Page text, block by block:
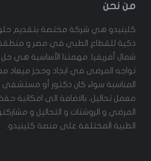
من نحن
كلينيدو هي شركة مختصة بتقديم
ذكية للقطاع الطبي في مصر و منطقة
شمال أفريقيا. مهمتنا الأساسية هي
تواجه المرضى في ايجاد وحجز ميعاد
المناسبة سواء كان دكتور أو مستشفى
معمل تحاليل، بالاضافة الى امكانية حفظ
المرضي و الروشتات و التحاليل و
الطبية المختلفة على منصة كلينيدو.